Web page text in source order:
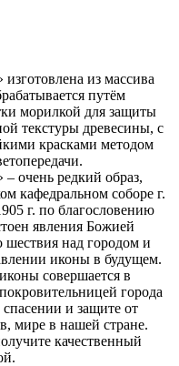
из массива
путём
морилкой для защиты
текстуры древесины, с
красками методом
очень редкий образ,
кафедральном соборе г.
г. по благословению
явления Божией
шествия над городом и
иконы в будущем.
совершается в
города
и защите от
мире в нашей стране.
качественный